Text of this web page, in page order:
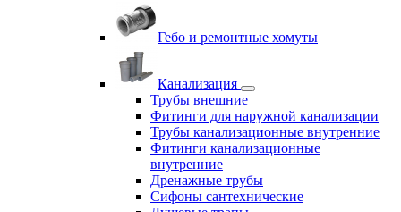
Гебо и ремонтные хомуты
Канализация
Трубы внешние
Фитинги для наружной канализации
Трубы канализационные внутренние
Фитинги канализационные
внутренние
Дренажные трубы
Сифоны сантехнические